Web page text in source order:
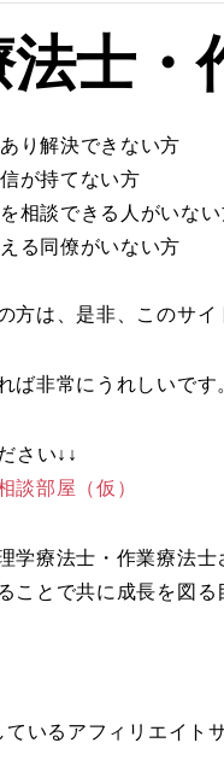
士・
り解決できない方
が持てない方
相談できる人がいな
る同僚がいない方
方は、是非、このサイ
ば非常にうれしいです
さい↓↓
談部屋（仮）
学療法士・作業療法士
ことで共に成長を図る
ているアフィリエイト